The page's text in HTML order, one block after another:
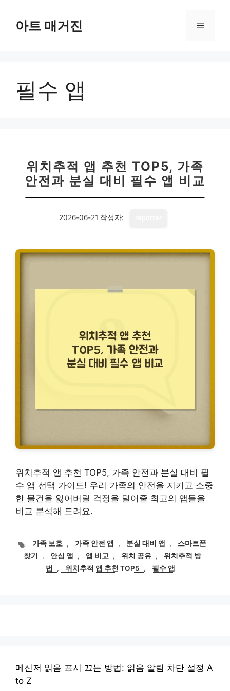
아트 매거진 메
필수 앱
위치추적 앱 추천 TOP5, 가족
안전과 분실 대비 필수 앱 비교
2026-06-21 작성자:
위치추적 앱 추천 TOP5, 가족 안전과 분실 대비 필
수 앱 선택 가이드! 우리 가족의 안전을 지키고 소중
한 물건을 잃어버릴 걱정을 덜어줄 최고의 앱들을
비교 분석해 드려요.
태
그
가족 보호 , 가족 안전 앱 , 분실 대비 앱 ,
스마트폰
찾기
, 안심 앱 , 앱 비교 , 위치 공유 ,
위치추적 방
법
, 위치추적 앱 추천 TOP5 , 필수 앱
메신저 읽음 표시 끄는 방법: 읽음 알림 차단 설정 A
to Z